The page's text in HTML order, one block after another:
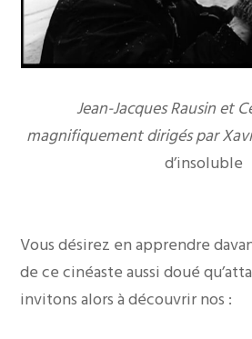
Jean-Jacques Rausin et
magnifiquement dirigés par
d’insoluble
Vous désirez en apprendre
de ce cinéaste aussi doué
invitons alors à découvrir nos :